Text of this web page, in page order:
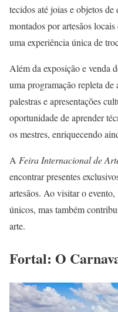
tecidos até joias e objetos de
montados por artesãos
uma experiência única de
Além da exposição e venda
uma programação repleta
palestras e apresentações
oportunidade de aprender
os mestres, enriquecendo
A Feira Internacional de
encontrar presentes
artesãos. Ao visitar o
únicos, mas também
arte.
Fortal: O